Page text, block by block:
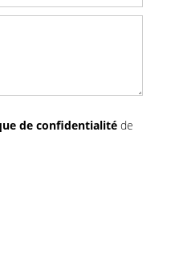
de confidentialité de